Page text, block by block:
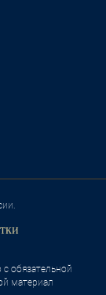
обязательной
материал